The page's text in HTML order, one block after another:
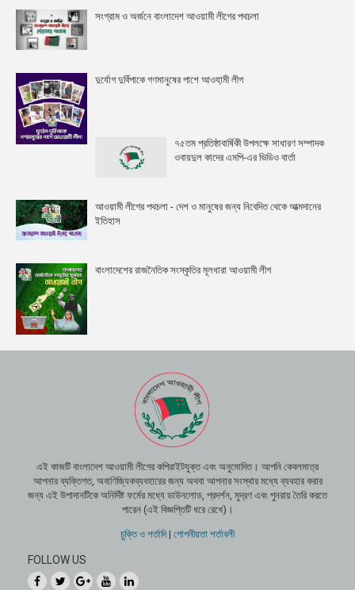
সংগ্রাম ও অর্জনে বাংলাদেশ আওয়ামী লীগের পথচলা
দুর্যোগ দুর্বিপাকে গণমানুষের পাশে আওযা়মী লীগ
৭৫তম প্রতিষ্ঠাবার্ষিকী উপলক্ষে সাধারণ সম্পাদক
ওবায়দুল কাদের এমপি-এর ভিডিও বার্তা
আওয়ামী লীগের পথচলা - দেশ ও মানুষের জন্য নিবেদিত থেকে আত্মদানের
ইতিহাস
বাংলাদেশের রাজনৈতিক সংস্কৃতির মূলধারা আওয়ামী লীগ
এই কাজটি বাংলাদেশ আওয়ামী লীগের কপিরাইটযুক্ত এবং অনুমোদিত। আপনি কেবলমাত্র
আপনার ব্যক্তিগত, অবাণিজ্যিকব্যবহারের জন্য অথবা আপনার সংস্থার মধ্যে ব্যবহার করার
জন্য এই উপাদানটিকে অনির্দিষ্ট ফর্মের মধ্যে ডাউনলোড, প্রদর্শন, মুদ্রণ এবং পুনরায় তৈরি করতে
পারেন (এই বিজ্ঞপ্তিটি ধরে রেখে)।
চুক্তি ও শর্তাদি| গোপনীয়তা শর্তাবলী
FOLLOW US